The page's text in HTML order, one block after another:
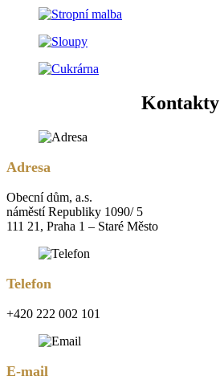
Kontakty
Adresa
Obecní dům, a.s.
náměstí Republiky 1090/ 5
111 21, Praha 1 – Staré Město
Telefon
+420 222 002 101
E-mail